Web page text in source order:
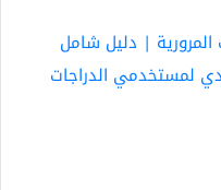
المرورية | دليل شامل
لمستخدمي الدراجات